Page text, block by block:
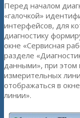
Перед началом
«галочкой»
интерфейсов, для
диагностику
окне «Сервисная
разделе
данными», при этом
измерительных
отображаться в
линии».